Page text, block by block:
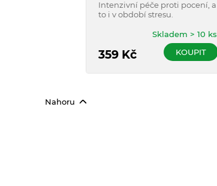
Intenzivní péče proti pocení, a
to i v období stresu.
359Kč
Skladem > 10 ks
KOUPIT
Nahoru